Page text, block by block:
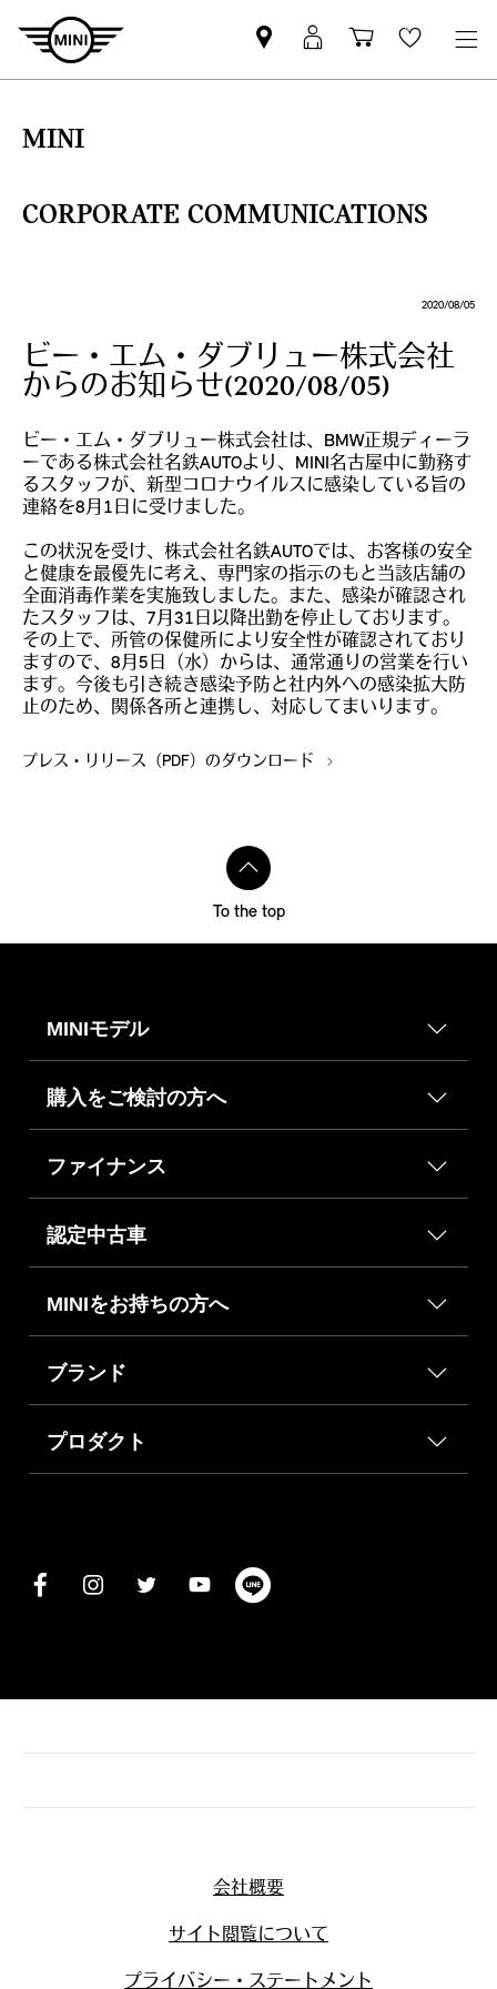
Mini
dealer
MyMini
login
Shopping
cart
Wishlist
MINI
CORPORATE COMMUNICATIONS
2020/08/05
ビー・エム・ダブリュー株式会社
からのお知らせ(2020/08/05)
ビー・エム・ダブリュー株式会社は、BMW正規ディーラ
ーである株式会社名鉄AUTOより、MINI名古屋中に勤務す
るスタッフが、新型コロナウイルスに感染している旨の
連絡を8月1日に受けました。
この状況を受け、株式会社名鉄AUTOでは、お客様の安全
と健康を最優先に考え、専門家の指示のもと当該店舗の
全面消毒作業を実施致しました。また、感染が確認され
たスタッフは、7月31日以降出勤を停止しております。
その上で、所管の保健所により安全性が確認されており
ますので、8月5日（水）からは、通常通りの営業を行い
ます。今後も引き続き感染予防と社内外への感染拡大防
止のため、関係各所と連携し、対応してまいります。
プレス・リリース（PDF）のダウンロード
To the top
MINIモデル
購入をご検討の方へ
ファイナンス
認定中古車
MINIをお持ちの方へ
ブランド
プロダクト
会社概要
サイト閲覧について
プライバシー・ステートメント